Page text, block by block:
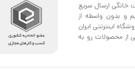
خانگی ارسال سریع
و بدون واسطه از
اینترنتی ایران
از محصولات رو به
کالاها برای
ویترین پر زرق
غذای خشک و مرطوب